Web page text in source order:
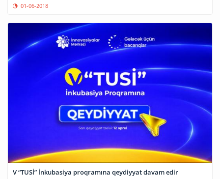
01-06-2018
V “TUSİ” İnkubasiya proqramına qeydiyyat davam edir